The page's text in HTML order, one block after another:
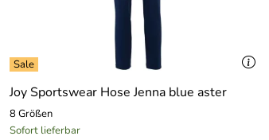
Joy Sportswear Hose Jenna blue aster
8 Größen
Sofort lieferbar